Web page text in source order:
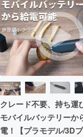
アート・
テクノロ
映像・映画
ビジネス
まちづく
クレード不要、持ち
モバイルバッテリーか
電！【プラモデル/3D